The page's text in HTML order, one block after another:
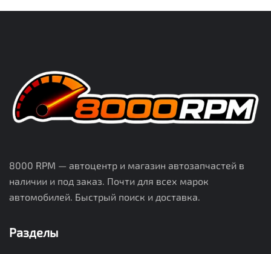
8000 RPM — автоцентр и магазин автозапчастей в
наличии и под заказ. Почти для всех марок
автомобилей. Быстрый поиск и доставка.
Разделы